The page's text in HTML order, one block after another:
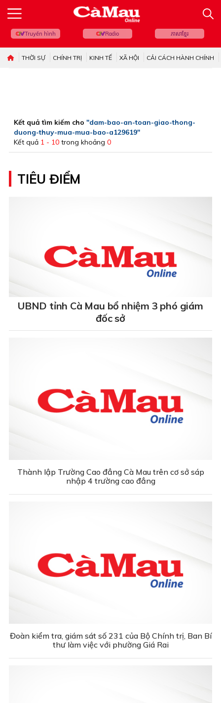
Truyền hình Radio ភាសាខ្មែរ
THỜI SỰ CHÍNH TRỊ KINH TẾ XÃ HỘI CẢI CÁCH HÀNH CHÍNH
Kết quả tìm kiếm cho "dam-bao-an-toan-giao-thong-
duong-thuy-mua-mua-bao-a129619"
Kết quả 1 - 10 trong khoảng 0
TIÊU ĐIỂM
UBND tỉnh Cà Mau bổ nhiệm 3 phó giám
đốc sở
Thành lập Trường Cao đẳng Cà Mau trên cơ sở sáp
nhập 4 trường cao đẳng
Đoàn kiểm tra, giám sát số 231 của Bộ Chính trị, Ban Bí
thư làm việc với phường Giá Rai